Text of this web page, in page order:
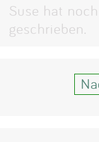
Suse hat
geschrieben.